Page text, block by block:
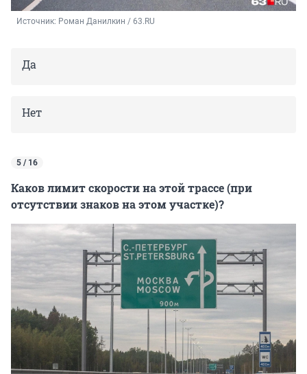
Источник: Роман Данилкин / 63.RU
Да
Нет
5 / 16
Каков лимит скорости на этой трассе (при
отсутствии знаков на этом участке)?